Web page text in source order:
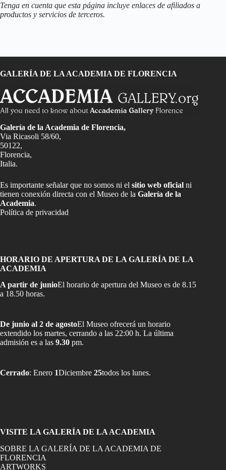
Tenga en cuenta que esta página incluye enlaces de afiliados a
productos y servicios de terceros.
GALERÍA DE LA ACADEMIA DE FLORENCIA
Galería de la Academia de Florencia,
Via Ricasoli 58/60,
50122,
Florencia,
Italia.
Es importante señalar que no somos ni el sitio web oficial ni
tienen conexión directa con el Museo de la Galería de la
Academia.
Política de privacidad
HORARIO DE APERTURA DE LA GALERÍA DE LA
ACADEMIA
A partir de junioEl horario de apertura del Museo es de 8.15
a 18.50 horas.
De junio al 2 de agostoEl Museo ofrecerá un horario
extendido los martes, cerrando a las 22:00 h. La última
admisión es a las 9.30 pm.
Cerrado: Enero 1Diciembre 25todos los lunes.
VISITE LA GALERÍA DE LA ACADEMIA
SOBRE LA GALERÍA DE LA ACADEMIA DE
FLORENCIA
ARTWORKS